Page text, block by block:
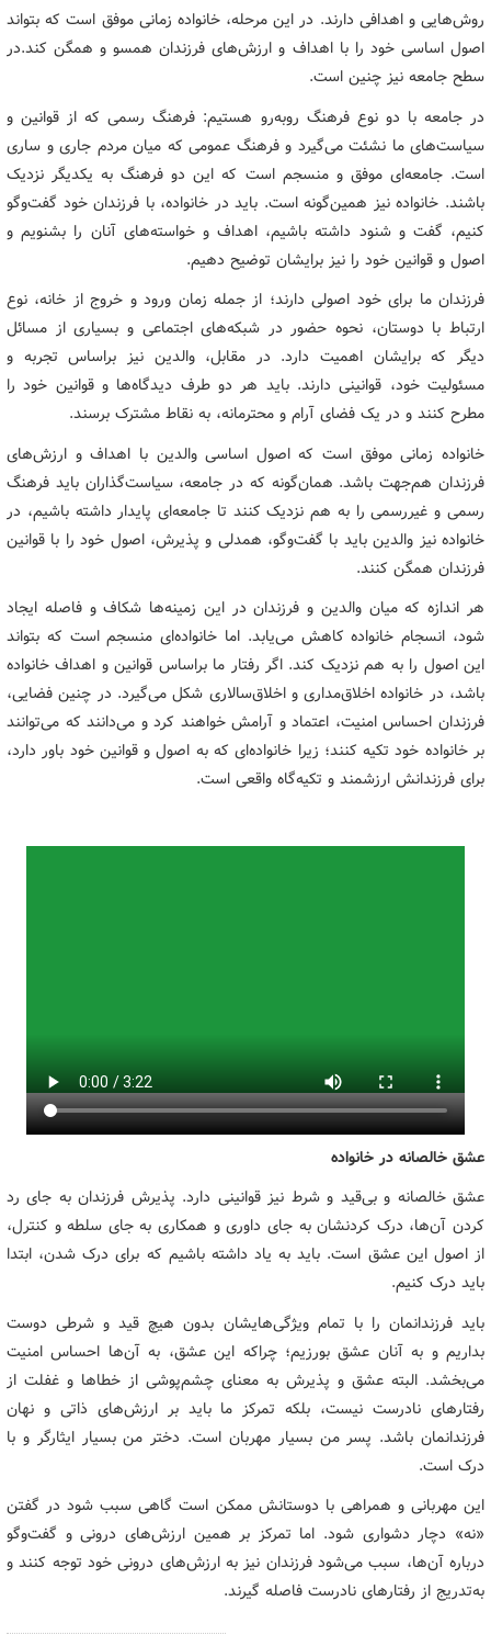
روش‌هایی و اهدافی دارند. در این مرحله، خانواده زمانی موفق است که بتواند
اصول اساسی خود را با اهداف و ارزش‌های فرزندان همسو و همگن کند.در
سطح جامعه نیز چنین است.
در جامعه با دو نوع فرهنگ روبه‌رو هستیم: فرهنگ رسمی که از قوانین و
سیاست‌های ما نشئت می‌گیرد و فرهنگ عمومی که میان مردم جاری و ساری
است. جامعه‌ای موفق و منسجم است که این دو فرهنگ به یکدیگر نزدیک
باشند. خانواده نیز همین‌گونه است. باید در خانواده، با فرزندان خود گفت‌وگو
کنیم، گفت و شنود داشته باشیم، اهداف و خواسته‌های آنان را بشنویم و
اصول و قوانین خود را نیز برایشان توضیح دهیم.
فرزندان ما برای خود اصولی دارند؛ از جمله زمان ورود و خروج از خانه، نوع
ارتباط با دوستان، نحوه‌ حضور در شبکه‌های اجتماعی و بسیاری از مسائل
دیگر که برایشان اهمیت دارد. در مقابل، والدین نیز براساس تجربه و
مسئولیت خود، قوانینی دارند. باید هر دو طرف دیدگاه‌ها و قوانین خود را
مطرح کنند و در یک فضای آرام و محترمانه، به نقاط مشترک برسند.
خانواده زمانی موفق است که اصول اساسی والدین با اهداف و ارزش‌های
فرزندان هم‌جهت باشد. همان‌گونه که در جامعه، سیاست‌گذاران باید فرهنگ
رسمی و غیررسمی را به هم نزدیک کنند تا جامعه‌ای پایدار داشته باشیم، در
خانواده نیز والدین باید با گفت‌وگو، همدلی و پذیرش، اصول خود را با قوانین
فرزندان همگن کنند.
هر اندازه که میان والدین و فرزندان در این زمینه‌ها شکاف و فاصله ایجاد
شود، انسجام خانواده کاهش می‌یابد. اما خانواده‌ای منسجم است که بتواند
این اصول را به هم نزدیک کند. اگر رفتار ما براساس قوانین و اهداف خانواده
باشد، در خانواده اخلاق‌مداری و اخلاق‌سالاری شکل می‌گیرد. در چنین فضایی،
فرزندان احساس امنیت، اعتماد و آرامش خواهند کرد و می‌دانند که می‌توانند
بر خانواده‌ خود تکیه کنند؛ زیرا خانواده‌ای که به اصول و قوانین خود باور دارد،
برای فرزندانش ارزشمند و تکیه‌گاه واقعی است.
عشق خالصانه در خانواده
عشق خالصانه و بی‌قید و شرط نیز قوانینی دارد. پذیرش فرزندان به جای رد
کردن آن‌ها، درک کردنشان به جای داوری و همکاری به جای سلطه و کنترل،
از اصول این عشق است. باید به یاد داشته باشیم که برای درک شدن، ابتدا
باید درک کنیم.
باید فرزندانمان را با تمام ویژگی‌هایشان بدون هیچ قید و شرطی دوست
بداریم و به آنان عشق بورزیم؛ چراکه این عشق، به آن‌ها احساس امنیت
می‌بخشد. البته عشق و پذیرش به معنای چشم‌پوشی از خطاها و غفلت از
رفتارهای نادرست نیست، بلکه تمرکز ما باید بر ارزش‌های ذاتی و نهان
فرزندانمان باشد. پسر من بسیار مهربان است. دختر من بسیار ایثارگر و با
درک است.
این مهربانی و همراهی با دوستانش ممکن است گاهی سبب شود در گفتن
«نه» دچار دشواری شود. اما تمرکز بر همین ارزش‌های درونی و گفت‌وگو
درباره‌ آن‌ها، سبب می‌شود فرزندان نیز به ارزش‌های درونی خود توجه کنند و
به‌تدریج از رفتارهای نادرست فاصله گیرند.